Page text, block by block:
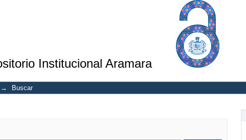
Institucional Aramara
→ Buscar